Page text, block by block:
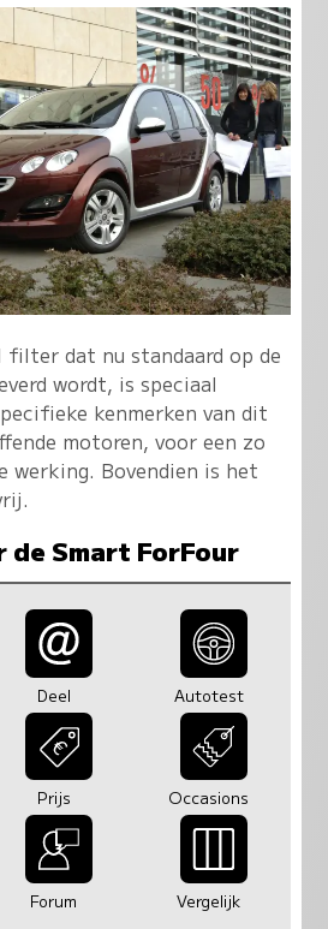
dat nu standaard op de
wordt, is speciaal
kenmerken van dit
motoren, voor een zo
Bovendien is het
de Smart ForFour
Deel Autotest
Prijs Occasions
Forum Vergelijk